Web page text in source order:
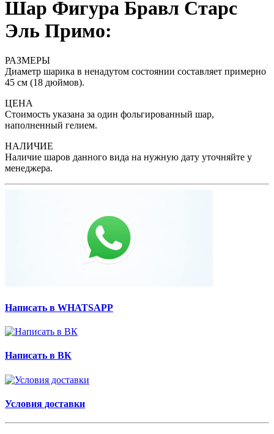
Шар Фигура Бравл Старс
Эль Примо:
РАЗМЕРЫ
Диаметр шарика в ненадутом состоянии составляет примерно
45 см (18 дюймов).
ЦЕНА
Стоимость указана за один фольгированный шар,
наполненный гелием.
НАЛИЧИЕ
Наличие шаров данного вида на нужную дату уточняйте у
менеджера.
Написать в WHATSAPP
Написать в ВК
Условия доставки